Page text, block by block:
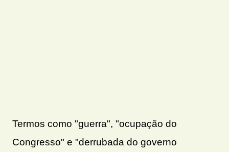
Termos como "guerra", "ocupação do
Congresso" e "derrubada do governo